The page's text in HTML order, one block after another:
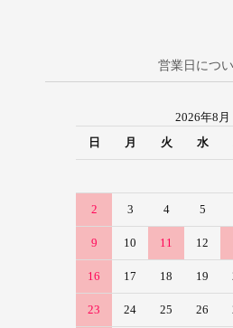
営業日につ
2026年8月
日
月 火 水
2 3 4 5
9 10 11 12
16 17 18 19
23 24 25 26